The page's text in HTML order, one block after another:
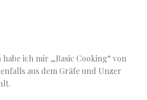
habe ich mir „Basic Cooking“ von
aus dem Gräfe und Unzer